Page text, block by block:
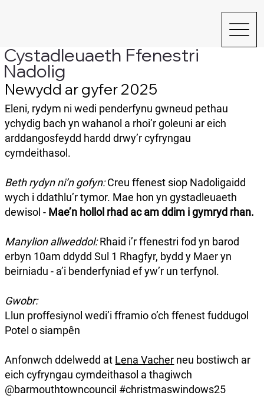
Cystadleuaeth Ffenestri
Nadolig
Newydd ar gyfer 2025
Eleni, rydym ni wedi penderfynu gwneud pethau
ychydig bach yn wahanol a rhoi’r goleuni ar eich
arddangosfeydd hardd drwy’r cyfryngau
cymdeithasol.
Beth rydyn ni’n gofyn:Creu ffenest siop Nadoligaidd
wych i ddathlu’r tymor. ​Mae hon yn gystadleuaeth
dewisol - Mae’n hollol rhad ac am ddim i gymryd rhan.
Manylion allweddol:Rhaid i’r ffenestri fod yn barod
erbyn 10am ddydd Sul 1 Rhagfyr, bydd y Maer yn
beirniadu - a’i benderfyniad ef yw’r un terfynol.
Gwobr:
Llun proffesiynol wedi’i fframio o’ch ffenest fuddugol
Potel o siampên
Anfonwch ddelwedd at Lena Vacher neu bostiwch ar
eich cyfryngau cymdeithasol a thagiwch
@barmouthtowncouncil #christmaswindows25